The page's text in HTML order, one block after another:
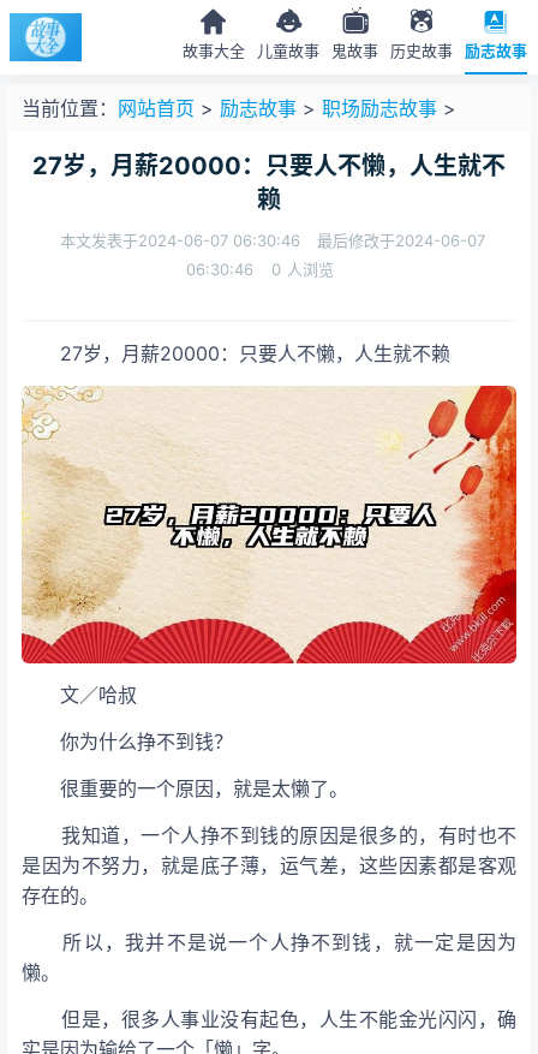
故事大全 儿童故事 鬼故事 历史故事 励志故事
当前位置： 网站首页 > 励志故事 > 职场励志故事 >
27岁，月薪20000：只要人不懒，人生就不
赖
本文发表于2024-06-07 06:30:46
最后修改于2024-06-07
06:30:46
0 人浏览
27岁，月薪20000：只要人不懒，人生就不赖
文／哈叔
你为什么挣不到钱？
很重要的一个原因，就是太懒了。
我知道，一个人挣不到钱的原因是很多的，有时也不
是因为不努力，就是底子薄，运气差，这些因素都是客观
存在的。
所以，我并不是说一个人挣不到钱，就一定是因为
懒。
但是，很多人事业没有起色，人生不能金光闪闪，确